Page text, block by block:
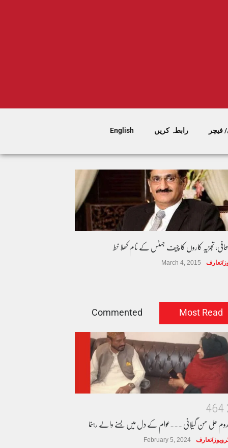
فیچر رابطہ کریں English
تجزیہ کاروں کا چیف جسٹس کے نام کھلا خط
تعارف March 4, 2015
Most Read
Commented
4
6
4
علی حسن گیلانی ۔۔۔عوام کے دل میں بسنے والے رہنما
تعارف February 5, 2024